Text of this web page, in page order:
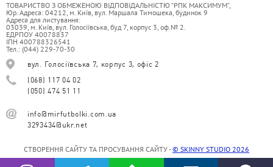
ТОВАРИСТВО З ОБМЕЖЕНОЮ ВІДПОВІДАЛЬНІСТЮ “РПК МАКСИМУМ”,
Юр. Адреса: 04212, м. Київ, вул. Маршала Тимошека, будинок 9
Адреса для листування:
03039, м. Київ, вул. Голосіївська, буд 7, корпус 3, оф.№ 2.
ЕДРПОУ 40078837
ІПН 400788326541
Тел.: (044) 229-70-30
вул. Голосіївська 7, корпус 3, офіс 2
(068) 117 04 02
(050) 474 51 11
info@mirfutbolki.com.ua
3293434@ukr.net
СТВОРЕННЯ САЙТУ ТА ПРОСУВАННЯ САЙТУ -© SKINNY STUDIO 2026